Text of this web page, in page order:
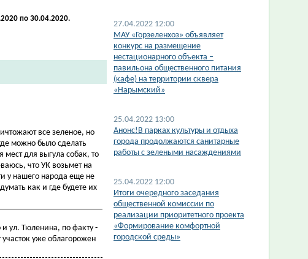
по 30.04.2020.
все зеленое, но
можно было сделать
для выгула собак, то
что УК возьмет на
у нашего народа еще не
как и где будете их
ул. Тюленина, по факту -
уже облагорожен
27.04.2022 12:00
МАУ «Горзеленхоз» объявляет
конкурс на размещение
нестационарного объекта –
павильона общественного питания
(кафе) на территории сквера
«Нарымский»
25.04.2022 13:00
Анонс!В парках культуры и отдыха
города продолжаются санитарные
работы с зелеными насаждениями
25.04.2022 12:00
Итоги очередного заседания
общественной комиссии по
реализации приоритетного проекта
«Формирование комфортной
городской среды»